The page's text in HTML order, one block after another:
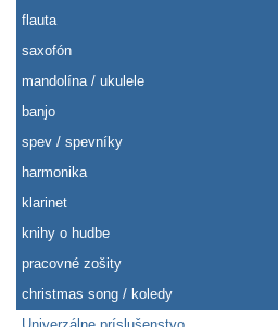
flauta
saxofón
mandolína / ukulele
banjo
spev / spevníky
harmonika
klarinet
knihy o hudbe
pracovné zošity
christmas song / koledy